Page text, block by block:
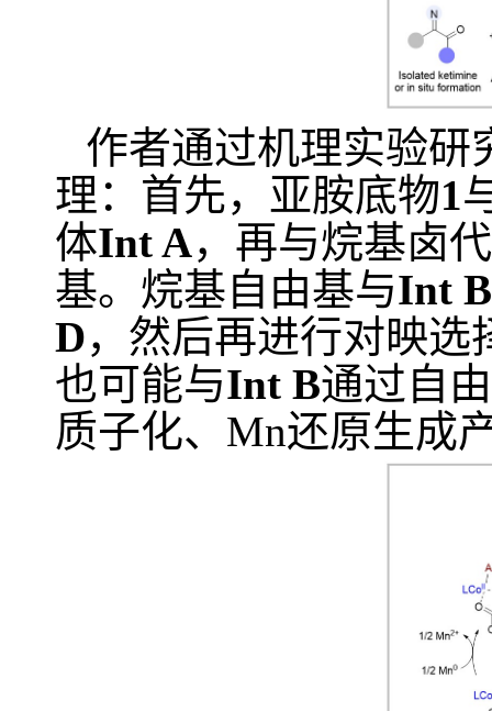
作者通过机理实验研
理：首先，亚胺底物1
体Int A，再与烷基卤
基。烷基自由基与Int B
D，然后再进行对映选
也可能与Int B通过自
质子化、 Mn还原生成